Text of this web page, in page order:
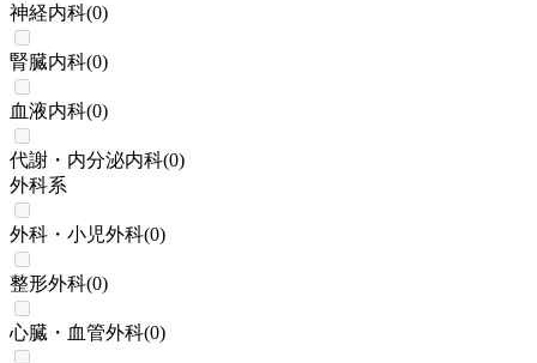
神経内科(0)
腎臓内科(0)
血液内科(0)
代謝・内分泌内科(0)
外科系
外科・小児外科(0)
整形外科(0)
心臓・血管外科(0)